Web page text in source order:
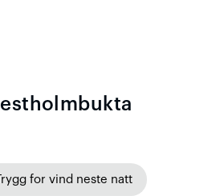
Trygg for vind neste natt